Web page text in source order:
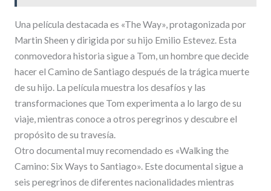
Una película destacada es «The Way», protagonizada por
Martin Sheen y dirigida por su hijo Emilio Estevez. Esta
conmovedora historia sigue a Tom, un hombre que decide
hacer el Camino de Santiago después de la trágica muerte
de su hijo. La película muestra los desafíos y las
transformaciones que Tom experimenta a lo largo de su
viaje, mientras conoce a otros peregrinos y descubre el
propósito de su travesía.
Otro documental muy recomendado es «Walking the
Camino: Six Ways to Santiago». Este documental sigue a
seis peregrinos de diferentes nacionalidades mientras